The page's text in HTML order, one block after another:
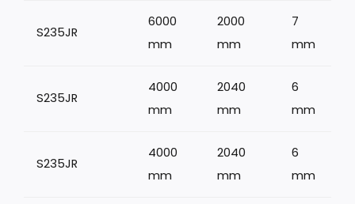
S235JR
6000
mm
2000
mm
7
mm
S235JR
4000
mm
2040
mm
6
mm
S235JR
4000
mm
2040
mm
6
mm